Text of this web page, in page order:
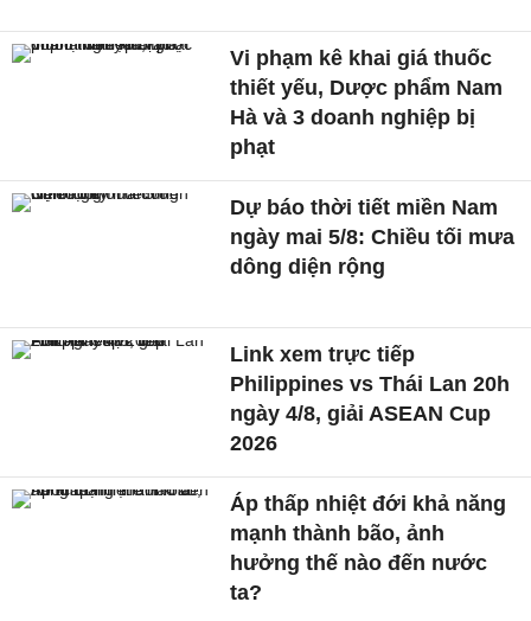
Vi phạm kê khai giá thuốc
thiết yếu, Dược phẩm Nam
Hà và 3 doanh nghiệp bị
phạt
Dự báo thời tiết miền Nam
ngày mai 5/8: Chiều tối mưa
dông diện rộng
Link xem trực tiếp
Philippines vs Thái Lan 20h
ngày 4/8, giải ASEAN Cup
2026
Áp thấp nhiệt đới khả năng
mạnh thành bão, ảnh
hưởng thế nào đến nước
ta?